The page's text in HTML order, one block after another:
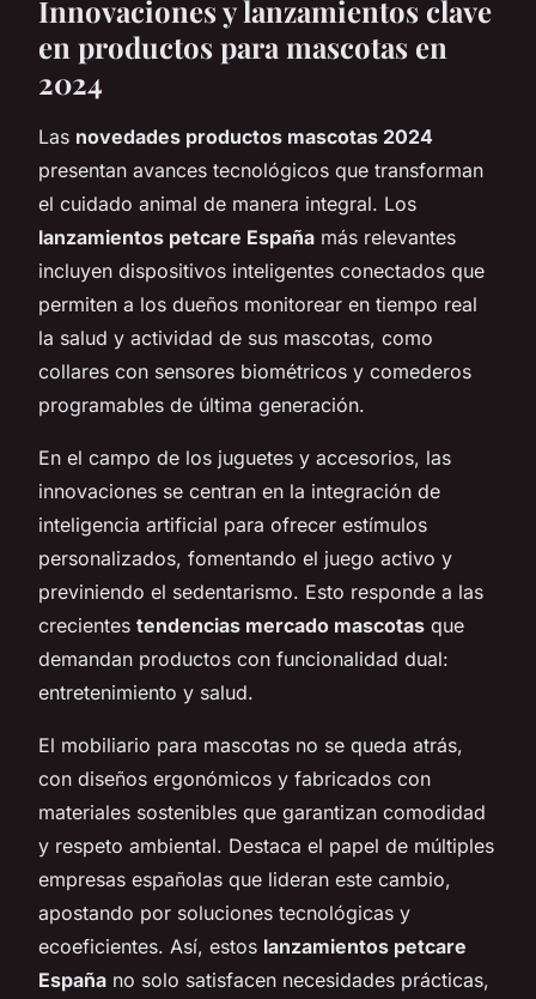
Innovaciones y lanzamientos clave
en productos para mascotas en
2024
Las novedades productos mascotas 2024
presentan avances tecnológicos que transforman
el cuidado animal de manera integral. Los
lanzamientos petcare España más relevantes
incluyen dispositivos inteligentes conectados que
permiten a los dueños monitorear en tiempo real
la salud y actividad de sus mascotas, como
collares con sensores biométricos y comederos
programables de última generación.
En el campo de los juguetes y accesorios, las
innovaciones se centran en la integración de
inteligencia artificial para ofrecer estímulos
personalizados, fomentando el juego activo y
previniendo el sedentarismo. Esto responde a las
crecientes tendencias mercado mascotas que
demandan productos con funcionalidad dual:
entretenimiento y salud.
El mobiliario para mascotas no se queda atrás,
con diseños ergonómicos y fabricados con
materiales sostenibles que garantizan comodidad
y respeto ambiental. Destaca el papel de múltiples
empresas españolas que lideran este cambio,
apostando por soluciones tecnológicas y
ecoeficientes. Así, estos lanzamientos petcare
España no solo satisfacen necesidades prácticas,